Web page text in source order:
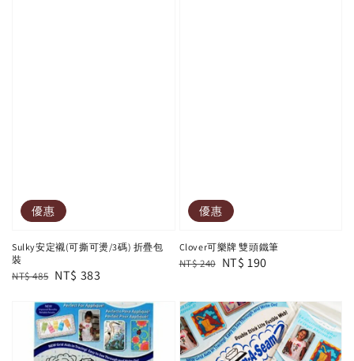
優惠
Sulky安定襯(可撕可燙/3碼) 折疊包
裝
Regular
NT$ 485 Sale
NT$ 383
優惠
Clover可樂牌 雙頭鐵筆
Regular
NT$ 240 Sale
NT$ 190